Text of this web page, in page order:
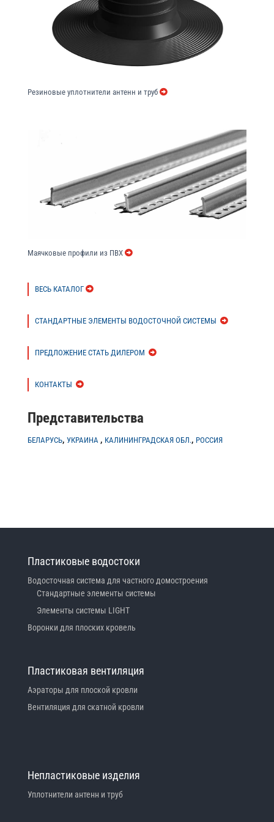
Резиновые уплотнители антенн и труб
Маячковые профили из ПВХ
ВЕСЬ КАТАЛОГ
СТАНДАРТНЫЕ ЭЛЕМЕНТЫ ВОДОСТОЧНОЙ СИСТЕМЫ
ПРЕДЛОЖЕНИЕ СТАТЬ ДИЛЕРОМ
КОНТАКТЫ
Представительства
БЕЛАРУСЬ, УКРАИНА , КАЛИНИНГРАДСКАЯ ОБЛ., РОССИЯ
Пластиковые водостоки
Водосточная система для частного домостроения
Стандартные элементы системы
Элементы системы LIGHT
Воронки для плоских кровель
Пластиковая вентиляция
Аэраторы для плоской кровли
Вентиляция для скатной кровли
Непластиковые изделия
Уплотнители антенн и труб